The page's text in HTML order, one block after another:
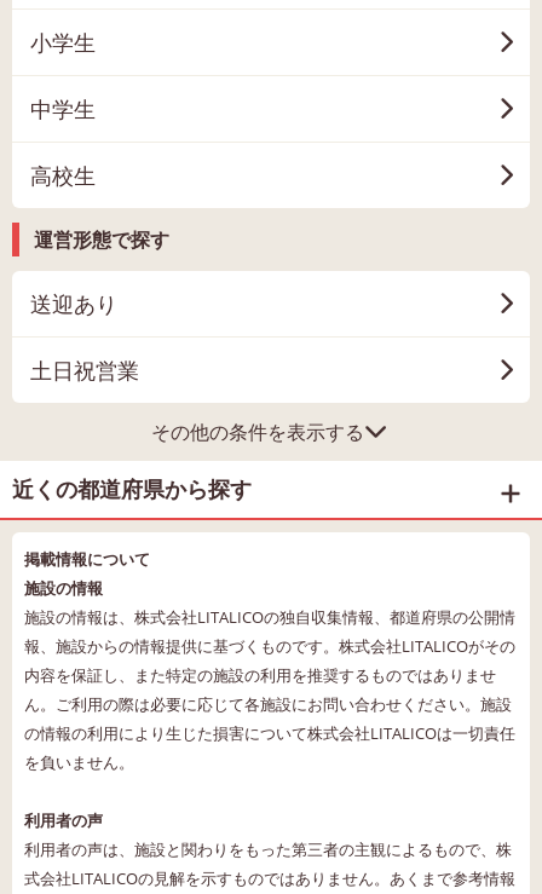
小学生
中学生
高校生
運営形態で探す
送迎あり
土日祝営業
その他の条件を表示する
近くの都道府県から探す
掲載情報について
施設の情報
施設の情報は、株式会社LITALICOの独自収集情報、都道府県の公開情
報、施設からの情報提供に基づくものです。株式会社LITALICOがその
内容を保証し、また特定の施設の利用を推奨するものではありませ
ん。ご利用の際は必要に応じて各施設にお問い合わせください。施設
の情報の利用により生じた損害について株式会社LITALICOは一切責任
を負いません。
利用者の声
利用者の声は、施設と関わりをもった第三者の主観によるもので、株
式会社LITALICOの見解を示すものではありません。あくまで参考情報